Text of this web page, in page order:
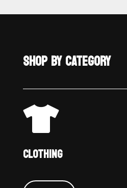
SHOP BY CATEGORY

CLOTHING